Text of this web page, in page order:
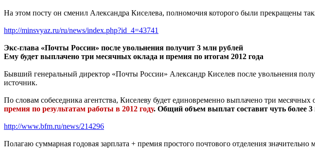
На этом посту он сменил Александра Киселева, полномочия которого были прекращены
http://minsvyaz.ru/ru/news/index.php?id_4=43741
Экс-глава «Почты России» после увольнения получит 3 млн рублей
Ему будет выплачено три месячных оклада и премия по итогам 2012 года
Бывший генеральный директор «Почты России» Александр Киселев после увольнения
источник.
По словам собеседника агентства, Киселеву будет единовременно выплачено три
премия по результатам работы в 2012 году. Общий объем выплат составит чуть более
http://www.bfm.ru/news/214296
Полагаю суммарная годовая зарплата + премия простого почтового отделения значительно